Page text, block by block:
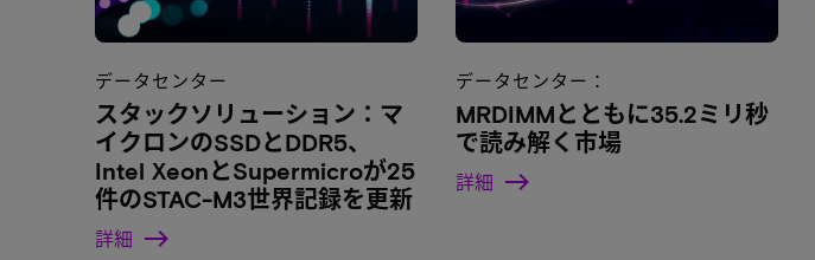
データセンター
スタックソリューション：マ
イクロンのSSDとDDR5、
Intel XeonとSupermicroが25
件のSTAC-M3世界記録を更新
詳細
データセンター：
MRDIMMとともに35.2ミリ秒
で読み解く市場
詳細